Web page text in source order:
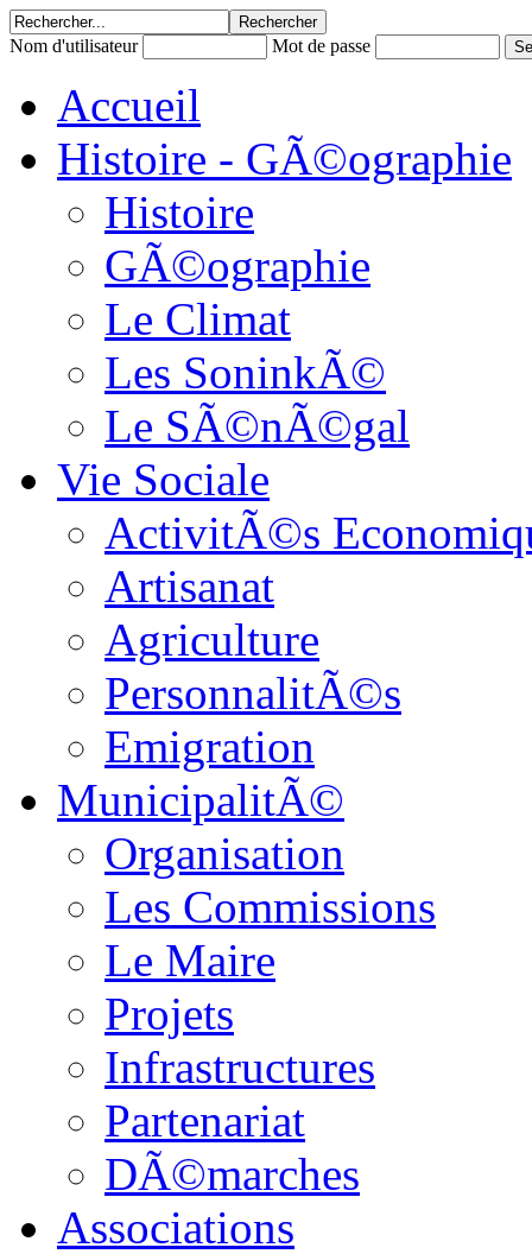
Nom d'utilisateur Mot de passe
Accueil
Histoire - GÃ©ographie
Histoire
GÃ©ographie
Le Climat
Les SoninkÃ©
Le SÃ©nÃ©gal
Vie Sociale
ActivitÃ©s
Artisanat
Agriculture
PersonnalitÃ©s
Emigration
MunicipalitÃ©
Organisation
Les Commissions
Le Maire
Projets
Infrastructures
Partenariat
DÃ©marches
Associations